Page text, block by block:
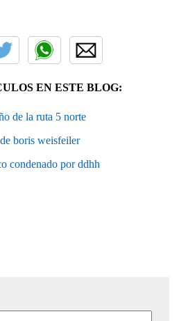
EN ESTE BLOG:
de la ruta 5 norte
boris weisfeiler
condenado por ddhh